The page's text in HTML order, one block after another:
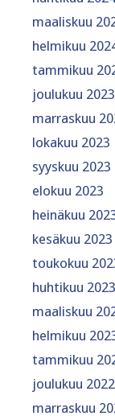
maaliskuu
helmikuu
tammikuu
joulukuu 2023
marraskuu
lokakuu 2023
syyskuu 2023
elokuu 2023
heinäkuu
kesäkuu 2023
toukokuu
huhtikuu 2023
maaliskuu
helmikuu
tammikuu
joulukuu 2022
marraskuu